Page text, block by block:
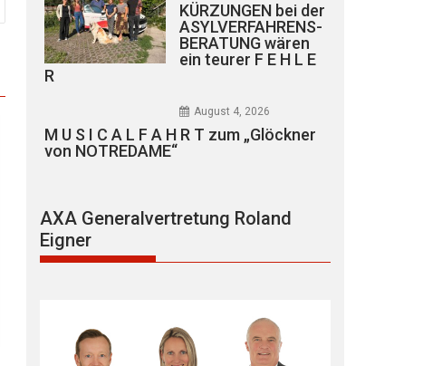
KÜRZUNGEN bei der
ASYLVERFAHRENS-
BERATUNG wären
ein teurer F E H L E
R
August 4, 2026
M U S I C A L F A H R T zum „Glöckner
von NOTREDAME“
AXA Generalvertretung Roland
Eigner